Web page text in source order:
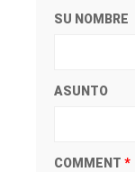
SU NOMBRE
ASUNTO
COMMENT *